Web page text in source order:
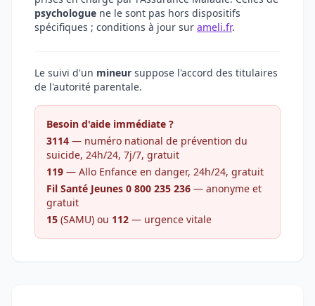
psychologue ne le sont pas hors dispositifs
spécifiques ; conditions à jour sur ameli.fr.
Le suivi d'un mineur suppose l'accord des titulaires
de l'autorité parentale.
Besoin d'aide immédiate ?
3114 — numéro national de prévention du
suicide, 24h/24, 7j/7, gratuit
119 — Allo Enfance en danger, 24h/24, gratuit
Fil Santé Jeunes 0 800 235 236 — anonyme et
gratuit
15 (SAMU) ou 112 — urgence vitale